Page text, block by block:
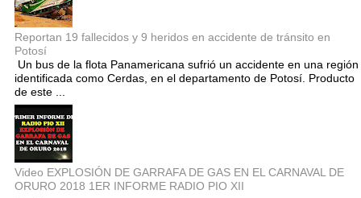
Reportan 19 fallecidos y 9 heridos en accidente de tránsito en
Potosí
Un bus de la flota Panamericana sufrió un accidente en una región
identificada como Cerdas, en el departamento de Potosí. Producto
de este ...
Video EXPLOSIÓN DE GARRAFA DE GAS EN EL CARNAVAL DE
ORURO 2018 1ER INFORME RADIO PIO XII